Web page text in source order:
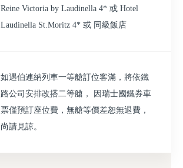
Reine Victoria by Laudinella 4* 或 Hotel
Laudinella St.Moritz 4* 或 同級飯店
如遇伯連納列車一等艙訂位客滿，將依鐵
路公司安排改搭二等艙， 因瑞士國鐵券車
票僅預訂座位費，無艙等價差恕無退費，
尚請見諒。